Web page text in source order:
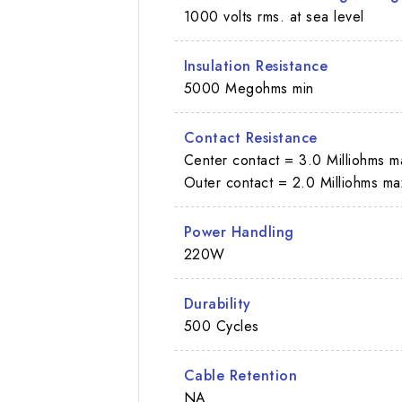
1000 volts rms. at sea level
Insulation Resistance
5000 Megohms min
Contact Resistance
Center contact = 3.0 Milliohms
Outer contact = 2.0 Milliohms
Power Handling
220W
Durability
500 Cycles
Cable Retention